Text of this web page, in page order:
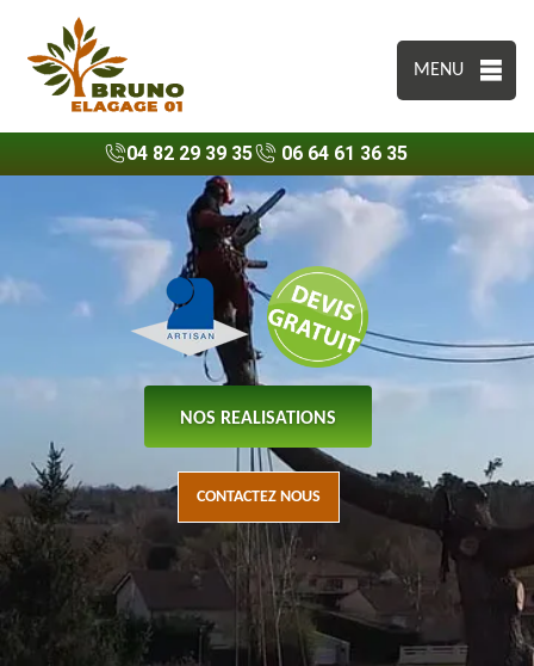
MENU
04 82 29 39 35 06 64 61 36 35
NOS REALISATIONS
CONTACTEZ NOUS